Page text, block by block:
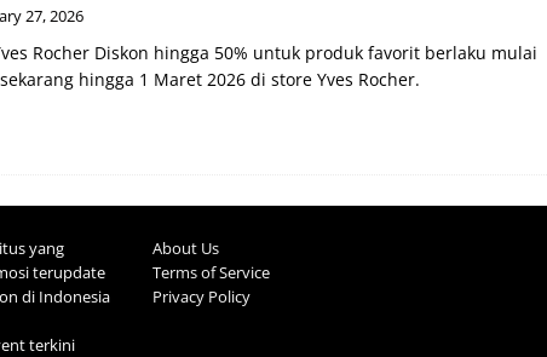
27, 2026
Rocher Diskon hingga 50% untuk produk favorit berlaku mulai
hingga 1 Maret 2026 di store Yves Rocher.
yang
terupdate
di Indonesia
terkini
About Us
Terms of Service
Privacy Policy